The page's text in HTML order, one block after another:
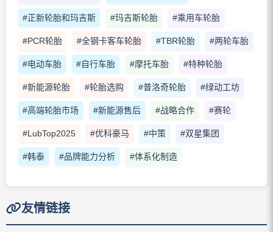
#正新轮胎和玛吉斯 #玛吉斯轮胎 #乘用车轮胎
#PCR轮胎 #全钢卡客车轮胎 #TBR轮胎 #两轮车胎
#电动车胎 #自行车胎 #摩托车胎 #特种轮胎
#新能源轮胎 #轮胎选购 #普洛奇轮胎 #绿动工坊
#高端轮胎市场 #新能源售后 #战略合作 #赛轮
#LubTop2025 #优科豪马 #中策 #双星集团
#韩泰 #品牌能力分析 #体系化制造
友情链接